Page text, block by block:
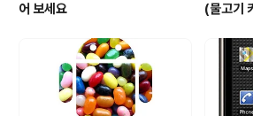
어 보세요
(물고기